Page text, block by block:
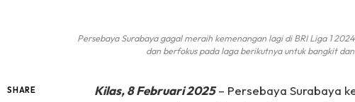
Persebaya Surabaya gagal meraih kemenangan lagi di BRI Liga 1
dan berfokus pada laga berikutnya untuk bangkit
SHARE Kilas, 8 Februari 2025– Persebaya Surabaya